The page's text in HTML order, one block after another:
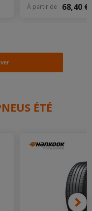
À partir de 68,40 €
ÉTÉ